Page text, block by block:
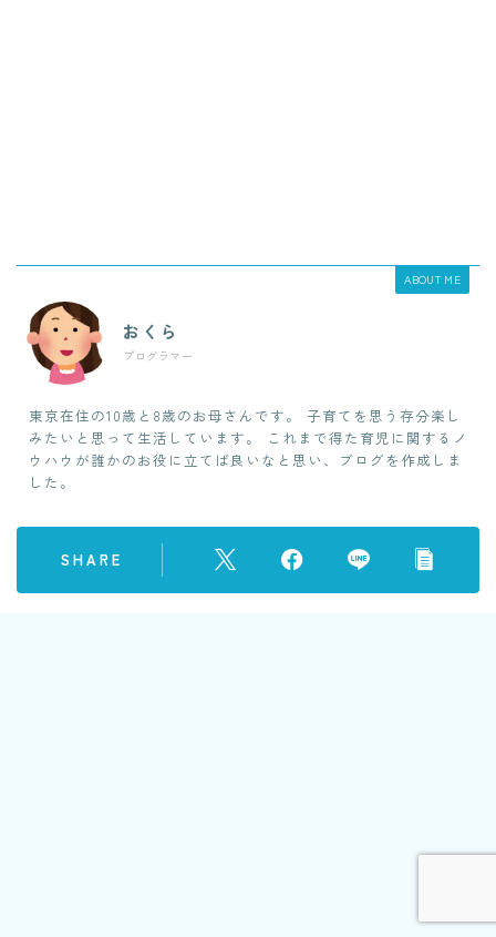
ABOUT ME
おくら
プログラマー
東京在住の10歳と8歳のお母さんです。 子育てを思う存分楽し
みたいと思って生活しています。 これまで得た育児に関するノ
ウハウが誰かのお役に立てば良いなと思い、ブログを作成しま
した。
SHARE